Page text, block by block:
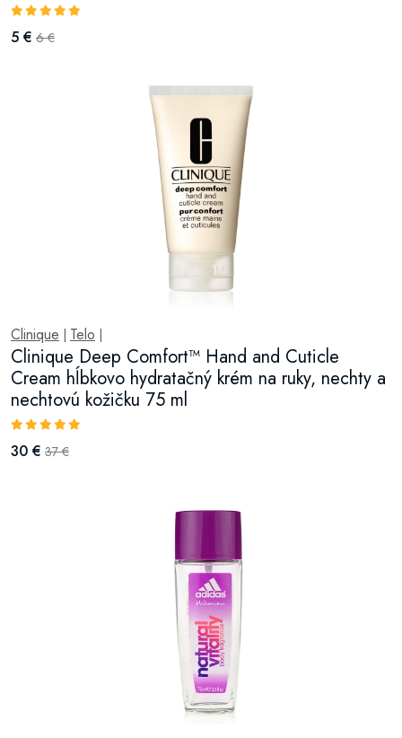
5 € 6 €
Clinique Telo
Clinique Deep Comfort™ Hand and Cuticle
Cream hĺbkovo hydratačný krém na ruky, nechty a
nechtovú kožičku 75 ml
30 € 37 €